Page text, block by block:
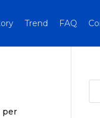
Trend FAQ
per